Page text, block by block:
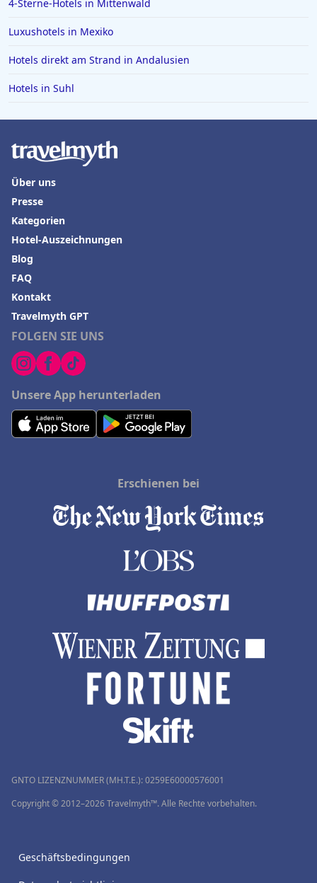
4-Sterne-Hotels in Mittenwald
Luxushotels in Mexiko
Hotels direkt am Strand in Andalusien
Hotels in Suhl
FOLGEN SIE UNS
Unsere App herunterladen
Über uns
Presse
Kategorien
Hotel-Auszeichnungen
Blog
FAQ
Kontakt
Travelmyth GPT
Erschienen bei
GNTO LIZENZNUMMER (MH.T.E.): 0259Ε60000576001
Copyright © 2012–2026 Travelmyth™. Alle Rechte vorbehalten.
Geschäftsbedingungen